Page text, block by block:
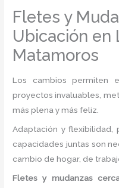
Fletes y
Ubicación en
Matamoros
Los cambios permiten
proyectos invaluables,
más plena y más feliz.
Adaptación y flexibilidad,
capacidades juntas son
cambio de hogar, de
Fletes y mudanzas